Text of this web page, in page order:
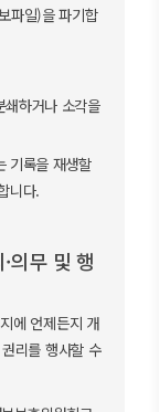
파일)을 파기합
쇄하거나 소각을
기록을 재생할
니다.
의무 및 행
에 언제든지 개
리를 행사할 수